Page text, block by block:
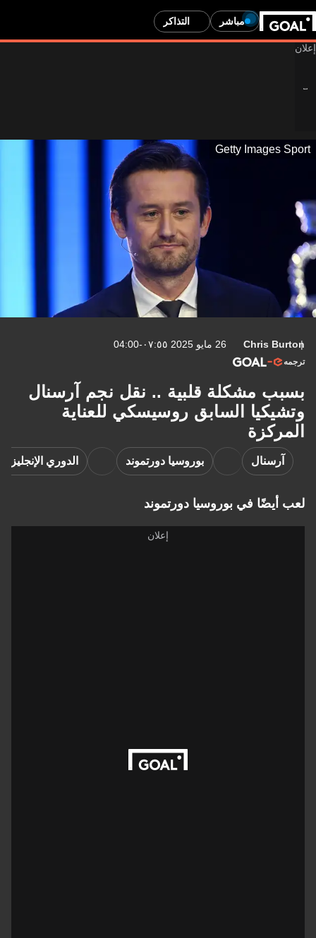
مباشر التذاكر
Getty Images Sport
Chris Burton 26 مايو 2025 ٠٧:٥٥-04:00
ترجمه
بسبب مشكلة قلبية .. نقل نجم آرسنال
وتشيكيا السابق روسيسكي للعناية
المركزة
آرسنال بوروسيا دورتموند الدوري
لعب أيضًا في بوروسيا دورتموند